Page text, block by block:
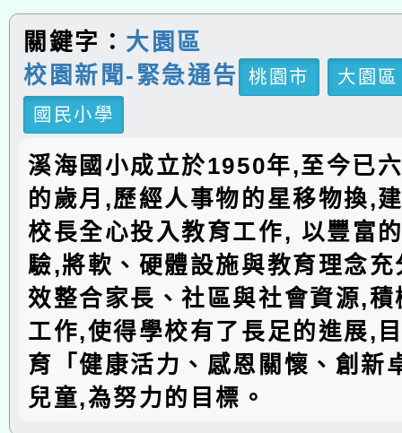
關鍵字： 大園區
校園新聞-緊急通告
桃園市
大園區
國民小學
溪海國小成立於1950年,至今已
的歲月,歷經人事物的星移物換,
校長全心投入教育工作, 以豐富
驗,將軟、硬體設施與教育理念
效整合家長、社區與社會資源,
工作,使得學校有了長足的進展,
育「健康活力、感恩關懷、創新
兒童,為努力的目標。